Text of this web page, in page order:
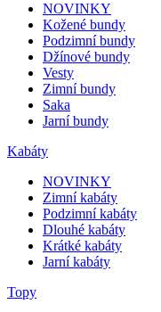
NOVINKY
Kožené bundy
Podzimní bundy
Džínové bundy
Vesty
Zimní bundy
Saka
Jarní bundy
Kabáty
NOVINKY
Zimní kabáty
Podzimní kabáty
Dlouhé kabáty
Krátké kabáty
Jarní kabáty
Topy